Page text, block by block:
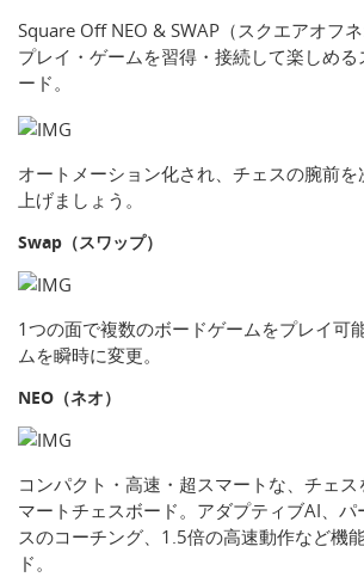
Square Off NEO & SWAP（スクエアオフ
プレイ・ゲームを習得・接続して楽しめ
ード。
オートメーション化され、チェスの腕前を
上げましょう。
Swap（スワップ）
1つの面で複数のボードゲームをプレイ可
ムを瞬時に変更。
NEO（ネオ）
コンパクト・高速・超スマートな、チェ
マートチェスボード。アダプティブAI、パ
スのコーチング、1.5倍の高速動作など機
ド。